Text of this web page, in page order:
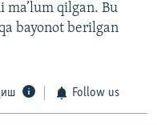
ma’lum qilgan. Bu
bayonot berilgan
Follow us